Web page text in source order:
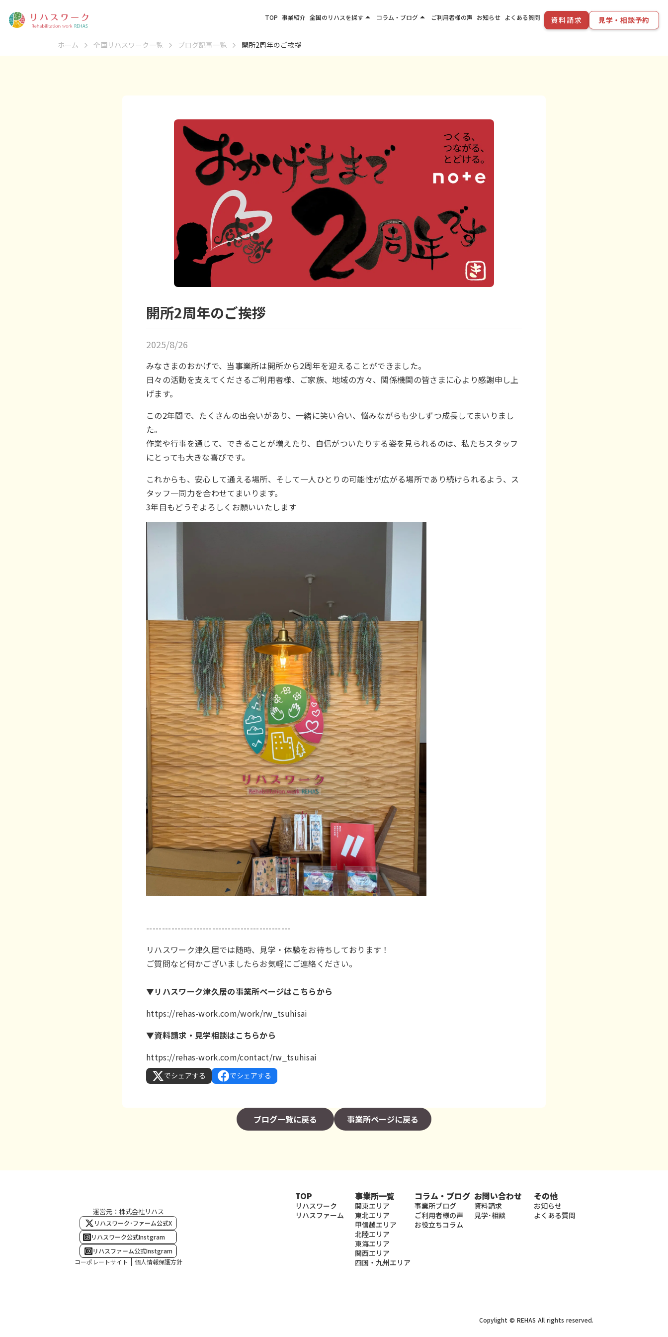
ホーム 全国リハスワーク一覧 ブログ記事一覧 開所2周年のご挨拶
開所2周年のご挨拶
2025/8/26
みなさまのおかげで、当事業所は開所から2周年を迎えることができました。
日々の活動を支えてくださるご利用者様、ご家族、地域の方々、関係機関の皆さまに心より感謝申し上
げます。
この2年間で、たくさんの出会いがあり、一緒に笑い合い、悩みながらも少しずつ成長してまいりまし
た。
作業や行事を通じて、できることが増えたり、自信がついたりする姿を見られるのは、私たちスタッフ
にとっても大きな喜びです。
これからも、安心して通える場所、そして一人ひとりの可能性が広がる場所であり続けられるよう、ス
タッフ一同力を合わせてまいります。
3年目もどうぞよろしくお願いいたします
----------------------------------------------
リハスワーク津久居では随時、見学・体験をお待ちしております！
ご質問など何かございましたらお気軽にご連絡ください。
▼リハスワーク津久居の事業所ページはこちらから
https://rehas-work.com/work/rw_tsuhisai
▼資料請求・見学相談はこちらから
https://rehas-work.com/contact/rw_tsuhisai
でシェアする でシェアする
ブログ一覧に戻る 事業所ページに戻る
TOP 事業紹介 全国のリハスを探すarrow_drop_up コラム・ブログarrow_drop_up ご利用者様の声 お知らせ よくある質問 資料請求 見学・相談予約
運営元：株式会社リハス
リハスワーク･ファーム公式X
リハスワーク公式Instgram
リハスファーム公式Instgram
コーポレートサイト
個人情報保護方針
TOP
リハスワーク
リハスファーム
事業所一覧
関東エリア
東北エリア
甲信越エリア
北陸エリア
東海エリア
関西エリア
四国・九州エリア
コラム・ブログ
事業所ブログ
ご利用者様の声
お役立ちコラム
お問い合わせ
資料請求
見学･相談
その他
お知らせ
よくある質問
Copylight © REHAS All rights reserved.